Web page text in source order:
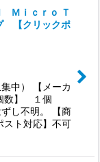
Ｍｉｃｒｏ Ｔ
【クリックポ
） 【メーカ
数】 １個
し不明。 【商
ト対応】不可